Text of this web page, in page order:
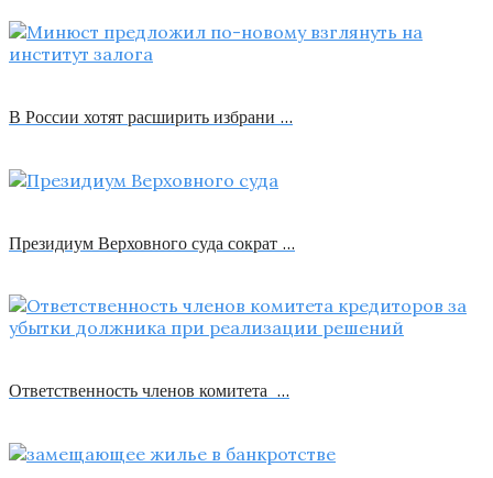
В России хотят расширить избрани …
Президиум Верховного суда сократ …
Ответственность членов комитета …